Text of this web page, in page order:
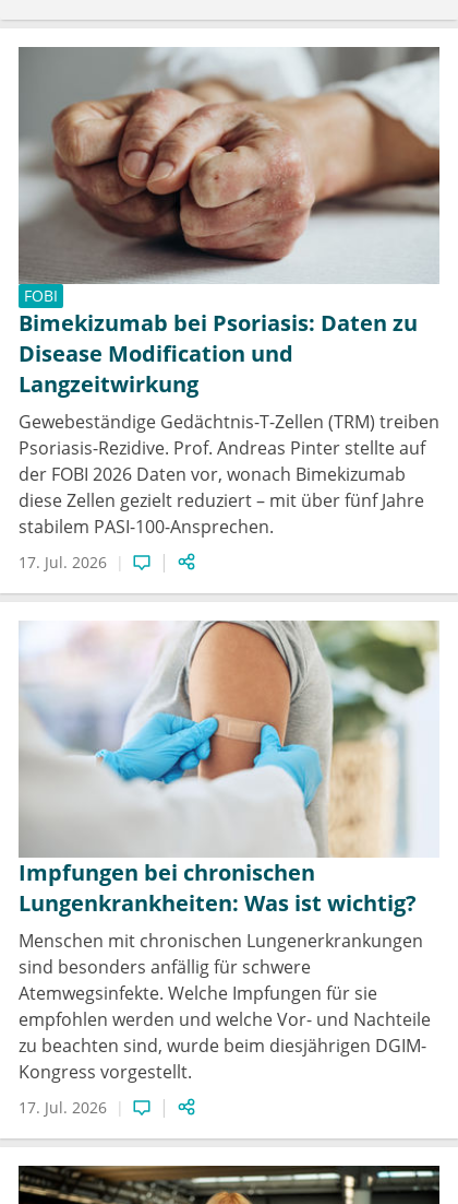
Wie immer: ungerecht
FOBI
Bimekizumab bei Psoriasis: Daten zu
Disease Modification und
Langzeitwirkung
Gewebeständige Gedächtnis-T-Zellen (TRM) treiben
Psoriasis-Rezidive. Prof. Andreas Pinter stellte auf
der FOBI 2026 Daten vor, wonach Bimekizumab
diese Zellen gezielt reduziert – mit über fünf Jahre
stabilem PASI-100-Ansprechen.
17. Jul. 2026
Impfungen bei chronischen
Lungenkrankheiten: Was ist wichtig?
Menschen mit chronischen Lungenerkrankungen
sind besonders anfällig für schwere
Atemwegsinfekte. Welche Impfungen für sie
empfohlen werden und welche Vor- und Nachteile
zu beachten sind, wurde beim diesjährigen DGIM-
Kongress vorgestellt.
17. Jul. 2026